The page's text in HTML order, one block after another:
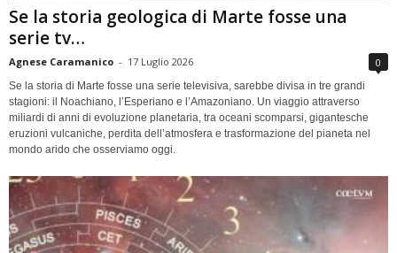
Se la storia geologica di Marte fosse una
serie tv…
Agnese Caramanico - 17 Luglio 2026 0
Se la storia di Marte fosse una serie televisiva, sarebbe divisa in tre grandi
stagioni: il Noachiano, l’Esperiano e l’Amazoniano. Un viaggio attraverso
miliardi di anni di evoluzione planetaria, tra oceani scomparsi, gigantesche
eruzioni vulcaniche, perdita dell’atmosfera e trasformazione del pianeta nel
mondo arido che osserviamo oggi.